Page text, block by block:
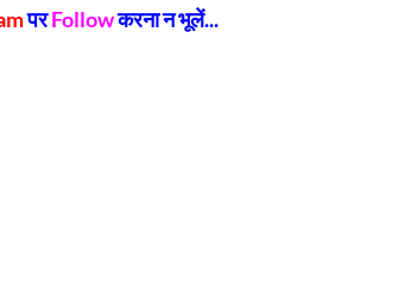
परFollowकरना न भूलें...